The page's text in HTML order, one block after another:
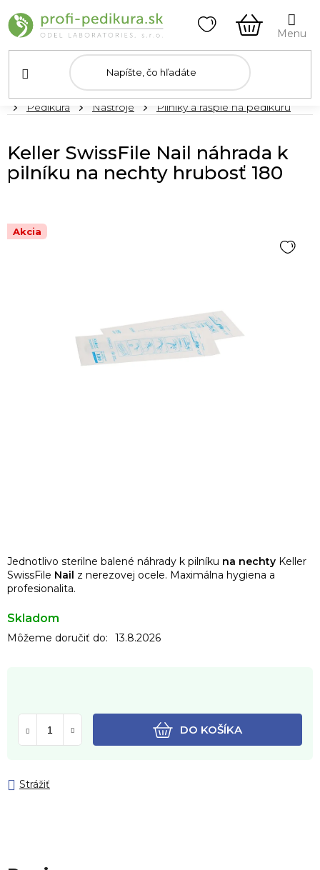
na
obsah
KOŠÍK
DomovPedikúra Nástroje Pilníky a rašple na pedikúru
Jednotlivo sterilne balené náhrady k pilníku na nechty Keller
SwissFile Nail z nerezovej ocele. Maximálna hygiena a
profesionalita.
Skladom
Môžeme doručiť do: 13.8.2026
DO KOŠÍKA
Strážiť
Keller SwissFile Nail náhrada k
pilníku na nechty hrubosť 180
Akcia